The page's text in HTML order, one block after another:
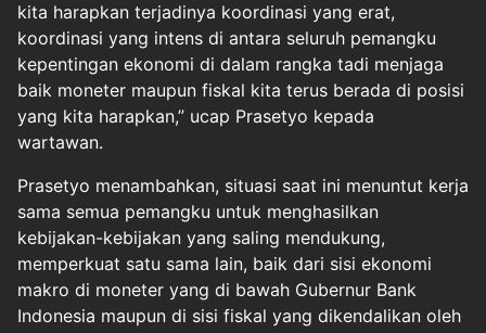
kita harapkan terjadinya koordinasi yang erat,
koordinasi yang intens di antara seluruh pemangku
kepentingan ekonomi di dalam rangka tadi menjaga
baik moneter maupun fiskal kita terus berada di posisi
yang kita harapkan,” ucap Prasetyo kepada
wartawan.
Prasetyo menambahkan, situasi saat ini menuntut kerja
sama semua pemangku untuk menghasilkan
kebijakan-kebijakan yang saling mendukung,
memperkuat satu sama lain, baik dari sisi ekonomi
makro di moneter yang di bawah Gubernur Bank
Indonesia maupun di sisi fiskal yang dikendalikan oleh